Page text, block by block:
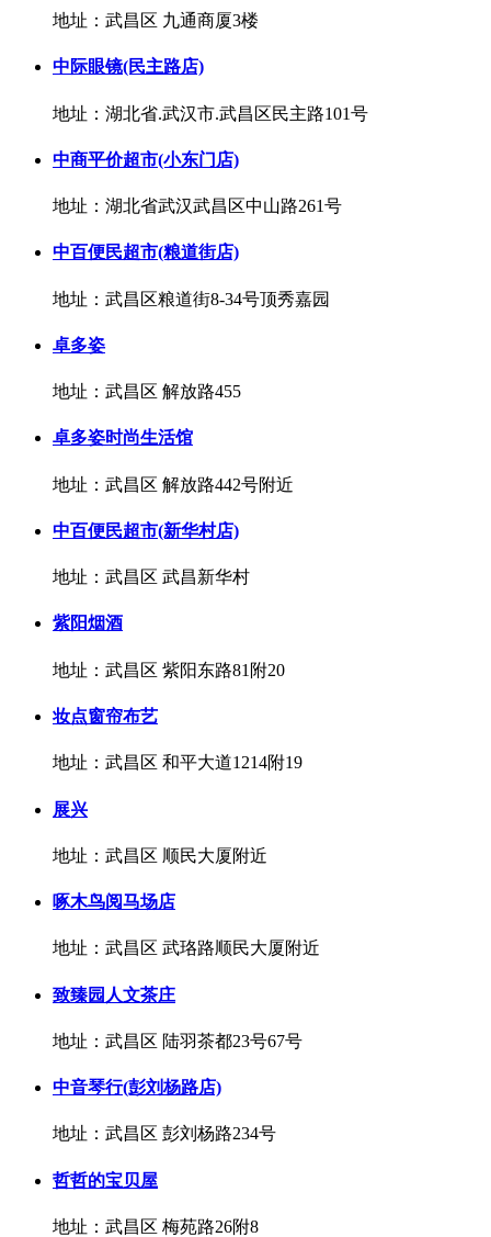
地址：武昌区 九通商厦3楼
中际眼镜(民主路店)
地址：湖北省.武汉市.武昌区民主路101号
中商平价超市(小东门店)
地址：湖北省武汉武昌区中山路261号
中百便民超市(粮道街店)
地址：武昌区粮道街8-34号顶秀嘉园
卓多姿
地址：武昌区 解放路455
卓多姿时尚生活馆
地址：武昌区 解放路442号附近
中百便民超市(新华村店)
地址：武昌区 武昌新华村
紫阳烟酒
地址：武昌区 紫阳东路81附20
妆点窗帘布艺
地址：武昌区 和平大道1214附19
展兴
地址：武昌区 顺民大厦附近
啄木鸟阅马场店
地址：武昌区 武珞路顺民大厦附近
致臻园人文茶庄
地址：武昌区 陆羽茶都23号67号
中音琴行(彭刘杨路店)
地址：武昌区 彭刘杨路234号
哲哲的宝贝屋
地址：武昌区 梅苑路26附8